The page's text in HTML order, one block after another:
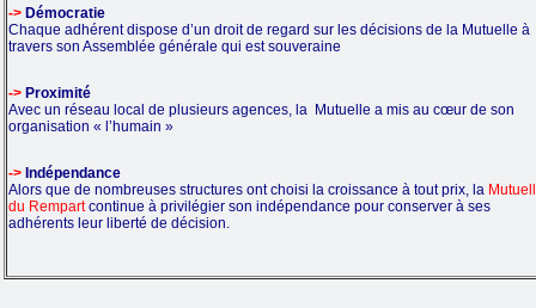
-> Démocratie
Chaque adhérent dispose d’un droit de regard sur les décisions de la Mutuelle à
travers son Assemblée générale qui est souveraine
-> Proximité
Avec un réseau local de plusieurs agences, la Mutuelle a mis au cœur de son
organisation « l’humain »
-> Indépendance
Alors que de nombreuses structures ont choisi la croissance à tout prix, la
du Rempartcontinue à privilégier son indépendance pour conserver à ses
adhérents leur liberté de décision.